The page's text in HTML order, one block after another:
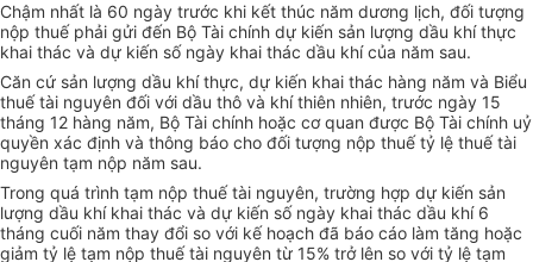
Chậm nhất là 60 ngày trước khi kết thúc năm dương lịch, đối tượng
nộp thuế phải gửi đến Bộ Tài chính dự kiến sản lượng dầu khí thực
khai thác và dự kiến số ngày khai thác dầu khí của năm sau.
Căn cứ sản lượng dầu khí thực, dự kiến khai thác hàng năm và Biểu
thuế tài nguyên đối với dầu thô và khí thiên nhiên, trước ngày 15
tháng 12 hàng năm, Bộ Tài chính hoặc cơ quan được Bộ Tài chính uỷ
quyền xác định và thông báo cho đối tượng nộp thuế tỷ lệ thuế tài
nguyên tạm nộp năm sau.
Trong quá trình tạm nộp thuế tài nguyên, trường hợp dự kiến sản
lượng dầu khí khai thác và dự kiến số ngày khai thác dầu khí 6
tháng cuối năm thay đổi so với kế hoạch đã báo cáo làm tăng hoặc
giảm tỷ lệ tạm nộp thuế tài nguyên từ 15% trở lên so với tỷ lệ tạm